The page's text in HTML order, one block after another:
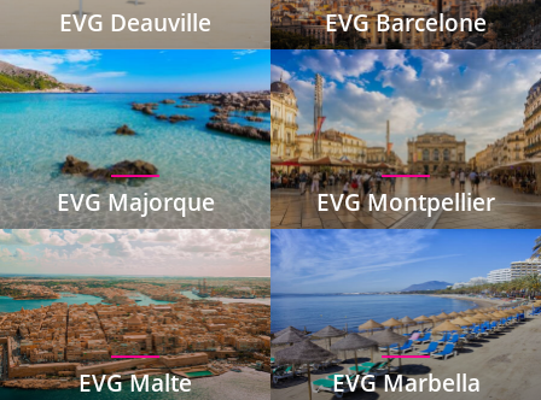
EVG Deauville EVG Barcelone
EVG Majorque EVG Montpellier
EVG Malte EVG Marbella